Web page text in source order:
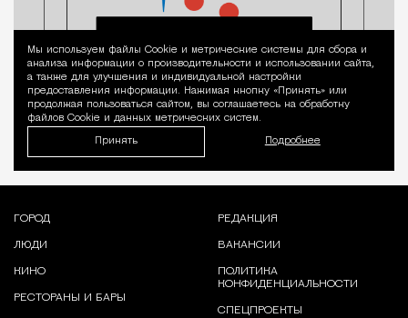
Уведомление
Мы используем файлы Сookie и метрические системы для сбора и
анализа информации о производительности и использовании сайта,
а также для улучшения и индивидуальной настройки
предоставления информации. Нажимая кнопку «Принять» или
продолжая пользоваться сайтом, вы соглашаетесь на обработку
файлов Cookie и данных метрических систем.
Принять Подробнее
ГОРОД
ЛЮДИ
КИНО
РЕСТОРАНЫ И БАРЫ
РЕДАКЦИЯ
ВАКАНСИИ
ПОЛИТИКА
КОНФИДЕНЦИАЛЬНОСТИ
СПЕЦПРОЕКТЫ